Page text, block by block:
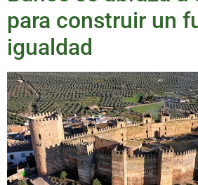
para construir un
igualdad